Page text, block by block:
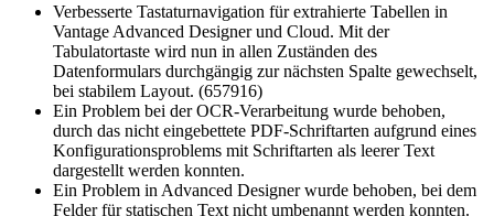
Verbesserte Tastaturnavigation für extrahierte Tabellen in
Vantage Advanced Designer und Cloud. Mit der
Tabulatortaste wird nun in allen Zuständen des
Datenformulars durchgängig zur nächsten Spalte gewechselt,
bei stabilem Layout. (657916)
Ein Problem bei der OCR-Verarbeitung wurde behoben,
durch das nicht eingebettete PDF-Schriftarten aufgrund eines
Konfigurationsproblems mit Schriftarten als leerer Text
dargestellt werden konnten.
Ein Problem in Advanced Designer wurde behoben, bei dem
Felder für statischen Text nicht umbenannt werden konnten.